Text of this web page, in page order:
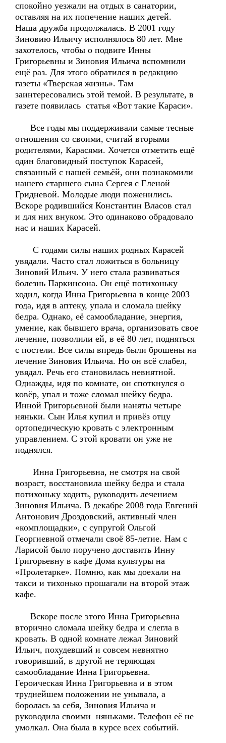
спокойно уезжали на отдых в санатории,
оставляя на их попечение наших детей.
Наша дружба продолжалась. В 2001 году
Зиновию Ильичу исполнялось 80 лет. Мне
захотелось, чтобы о подвиге Инны
Григорьевны и Зиновия Ильича вспомнили
ещё раз. Для этого обратился в редакцию
газеты «Тверская жизнь». Там
заинтересовались этой темой. В результате, в
газете появилась статья «Вот такие Караси».
Все годы мы поддерживали самые тесные
отношения со своими, считай вторыми
родителями, Карасями. Хочется отметить ещё
один благовидный поступок Карасей,
связанный с нашей семьёй, они познакомили
нашего старшего сына Сергея с Еленой
Гридневой. Молодые люди поженились.
Вскоре родившийся Константин Власов стал
и для них внуком. Это одинаково обрадовало
нас и наших Карасей.
С годами силы наших родных Карасей
увядали. Часто стал ложиться в больницу
Зиновий Ильич. У него стала развиваться
болезнь Паркинсона. Он ещё потихоньку
ходил, когда Инна Григорьевна в конце 2003
года, идя в аптеку, упала и сломала шейку
бедра. Однако, её самообладание, энергия,
умение, как бывшего врача, организовать свое
лечение, позволили ей, в её 80 лет, подняться
с постели. Все силы впредь были брошены на
лечение Зиновия Ильича. Но он всё слабел,
увядал. Речь его становилась невнятной.
Однажды, идя по комнате, он споткнулся о
ковёр, упал и тоже сломал шейку бедра.
Инной Григорьевной были наняты четыре
няньки. Сын Илья купил и привёз отцу
ортопедическую кровать с электронным
управлением. С этой кровати он уже не
поднялся.
Инна Григорьевна, не смотря на свой
возраст, восстановила шейку бедра и стала
потихоньку ходить, руководить лечением
Зиновия Ильича. В декабре 2008 года Евгений
Антонович Дроздовский, активный член
«комплощадки», с супругой Ольгой
Георгиевной отмечали своё 85-летие. Нам с
Ларисой было поручено доставить Инну
Григорьевну в кафе Дома культуры на
«Пролетарке». Помню, как мы доехали на
такси и тихонько прошагали на второй этаж
кафе.
Вскоре после этого Инна Григорьевна
вторично сломала шейку бедра и слегла в
кровать. В одной комнате лежал Зиновий
Ильич, похудевший и совсем невнятно
говоривший, в другой не теряющая
самообладание Инна Григорьевна.
Героическая Инна Григорьевна и в этом
труднейшем положении не унывала, а
боролась за себя, Зиновия Ильича и
руководила своими няньками. Телефон её не
умолкал. Она была в курсе всех событий.